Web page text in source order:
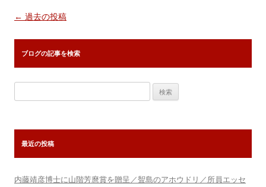
投
ナ
ビ
ゲ
ー
ョ
ン
← 過去の投稿
ブログの記事を検索
索:
最近の投稿
内藤靖彦博士に山階芳麿賞を贈呈／聟島のアホウドリ／所員エッセ